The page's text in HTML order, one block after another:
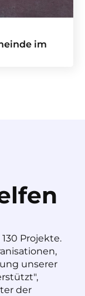
im
Projekte.
unserer
der